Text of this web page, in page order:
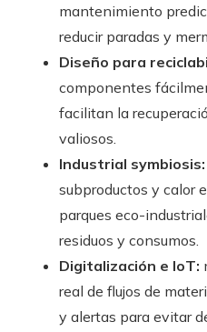
mantenimiento
reducir paradas y
Diseño para
componentes
facilitan la
valiosos.
Industrial symbiosis:
subproductos y calor
parques eco-
residuos y consumos.
Digitalización e IoT:
real de flujos de
y alertas para evitar